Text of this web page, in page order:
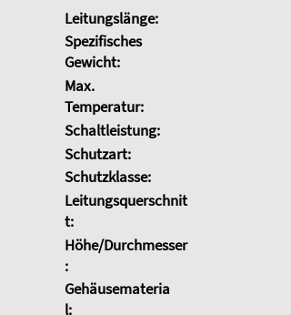
Leitungslänge:
Spezifisches
Gewicht:
Max.
Temperatur:
Schaltleistung:
Schutzart:
Schutzklasse:
Leitungsquerschnit
t:
Höhe/Durchmesser
:
Gehäusemateria
l: